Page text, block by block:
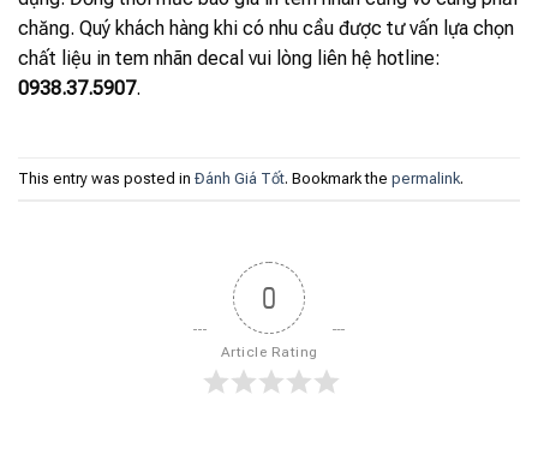
chăng. Quý khách hàng khi có nhu cầu được tư vấn lựa chọn
chất liệu in tem nhãn decal vui lòng liên hệ hotline:
0938.37.5907.
This entry was posted in Đánh Giá Tốt. Bookmark the permalink.
0
Article Rating